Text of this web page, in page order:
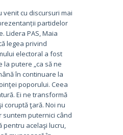
cu discursuri mai
partidelor
Lidera PAS, Maia
legea privind
electoral a fost
la putere „ca să ne
în continuare la
poporului. Ceea
Ei ne transformă
coruptă ţară. Noi nu
suntem puternici când
pentru acelaşi lucru,